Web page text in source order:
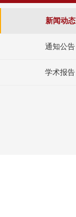
新闻动态
通知公告
学术报告